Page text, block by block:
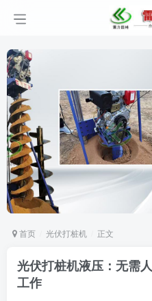
首页 光伏打桩机 正文
光伏打桩机液压：无需
工作